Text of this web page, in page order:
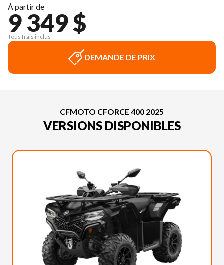
À partir de
9 349 $
Tous frais inclus
DEMANDE DE PRIX
CFMOTO CFORCE 400 2025
VERSIONS DISPONIBLES